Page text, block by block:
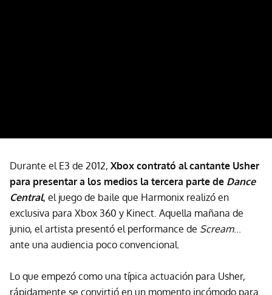
Durante el E3 de 2012, Xbox contrató al cantante Usher
para presentar a los medios la tercera parte de Dance
Central, el juego de baile que Harmonix realizó en
exclusiva para Xbox 360 y Kinect. Aquella mañana de
junio, el artista presentó el performance de Scream...
ante una audiencia poco convencional.
Lo que empezó como una típica actuación para Usher,
rápidamente se convirtió en un momento incómodo para